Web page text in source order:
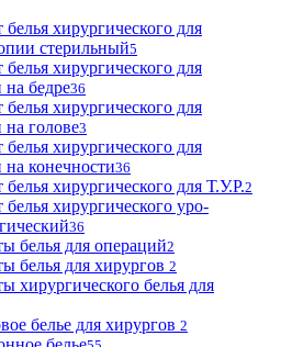
хирургического для
стерильный5
хирургического для
на бедре36
хирургического для
голове3
хирургического для
конечности36
хирургического для Т.У.Р.2
хирургического уро-
36
белья для операций2
белья для хирургов 2
хирургического белья для
белье для хирургов 2